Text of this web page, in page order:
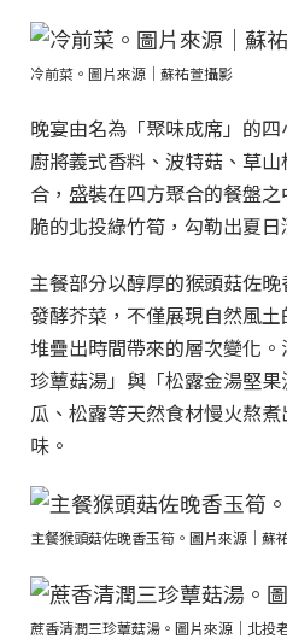
冷前菜。圖片來源｜蘇祐萱攝影
晚宴由名為「聚味成席」的
廚將義式香料、波特菇、草
合，盛裝在四方聚合的餐盤
脆的北投綠竹筍，勾勒出夏日
主餐部分以醇厚的猴頭菇佐
發酵芥菜，不僅展現自然風
堆疊出時間帶來的層次變化
珍蕈菇湯」與「松露金湯堅
瓜、松露等天然食材慢火熬
味。
主餐猴頭菇佐晚香玉筍。圖片來源｜蘇
蔗香清潤三珍蕈菇湯。圖片來源｜北投